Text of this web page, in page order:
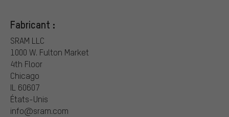
Fabricant :
SRAM LLC
1000 W. Fulton Market
4th Floor
Chicago
IL 60607
États-Unis
info@sram.com